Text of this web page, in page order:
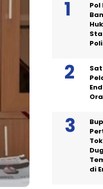
Pol
di